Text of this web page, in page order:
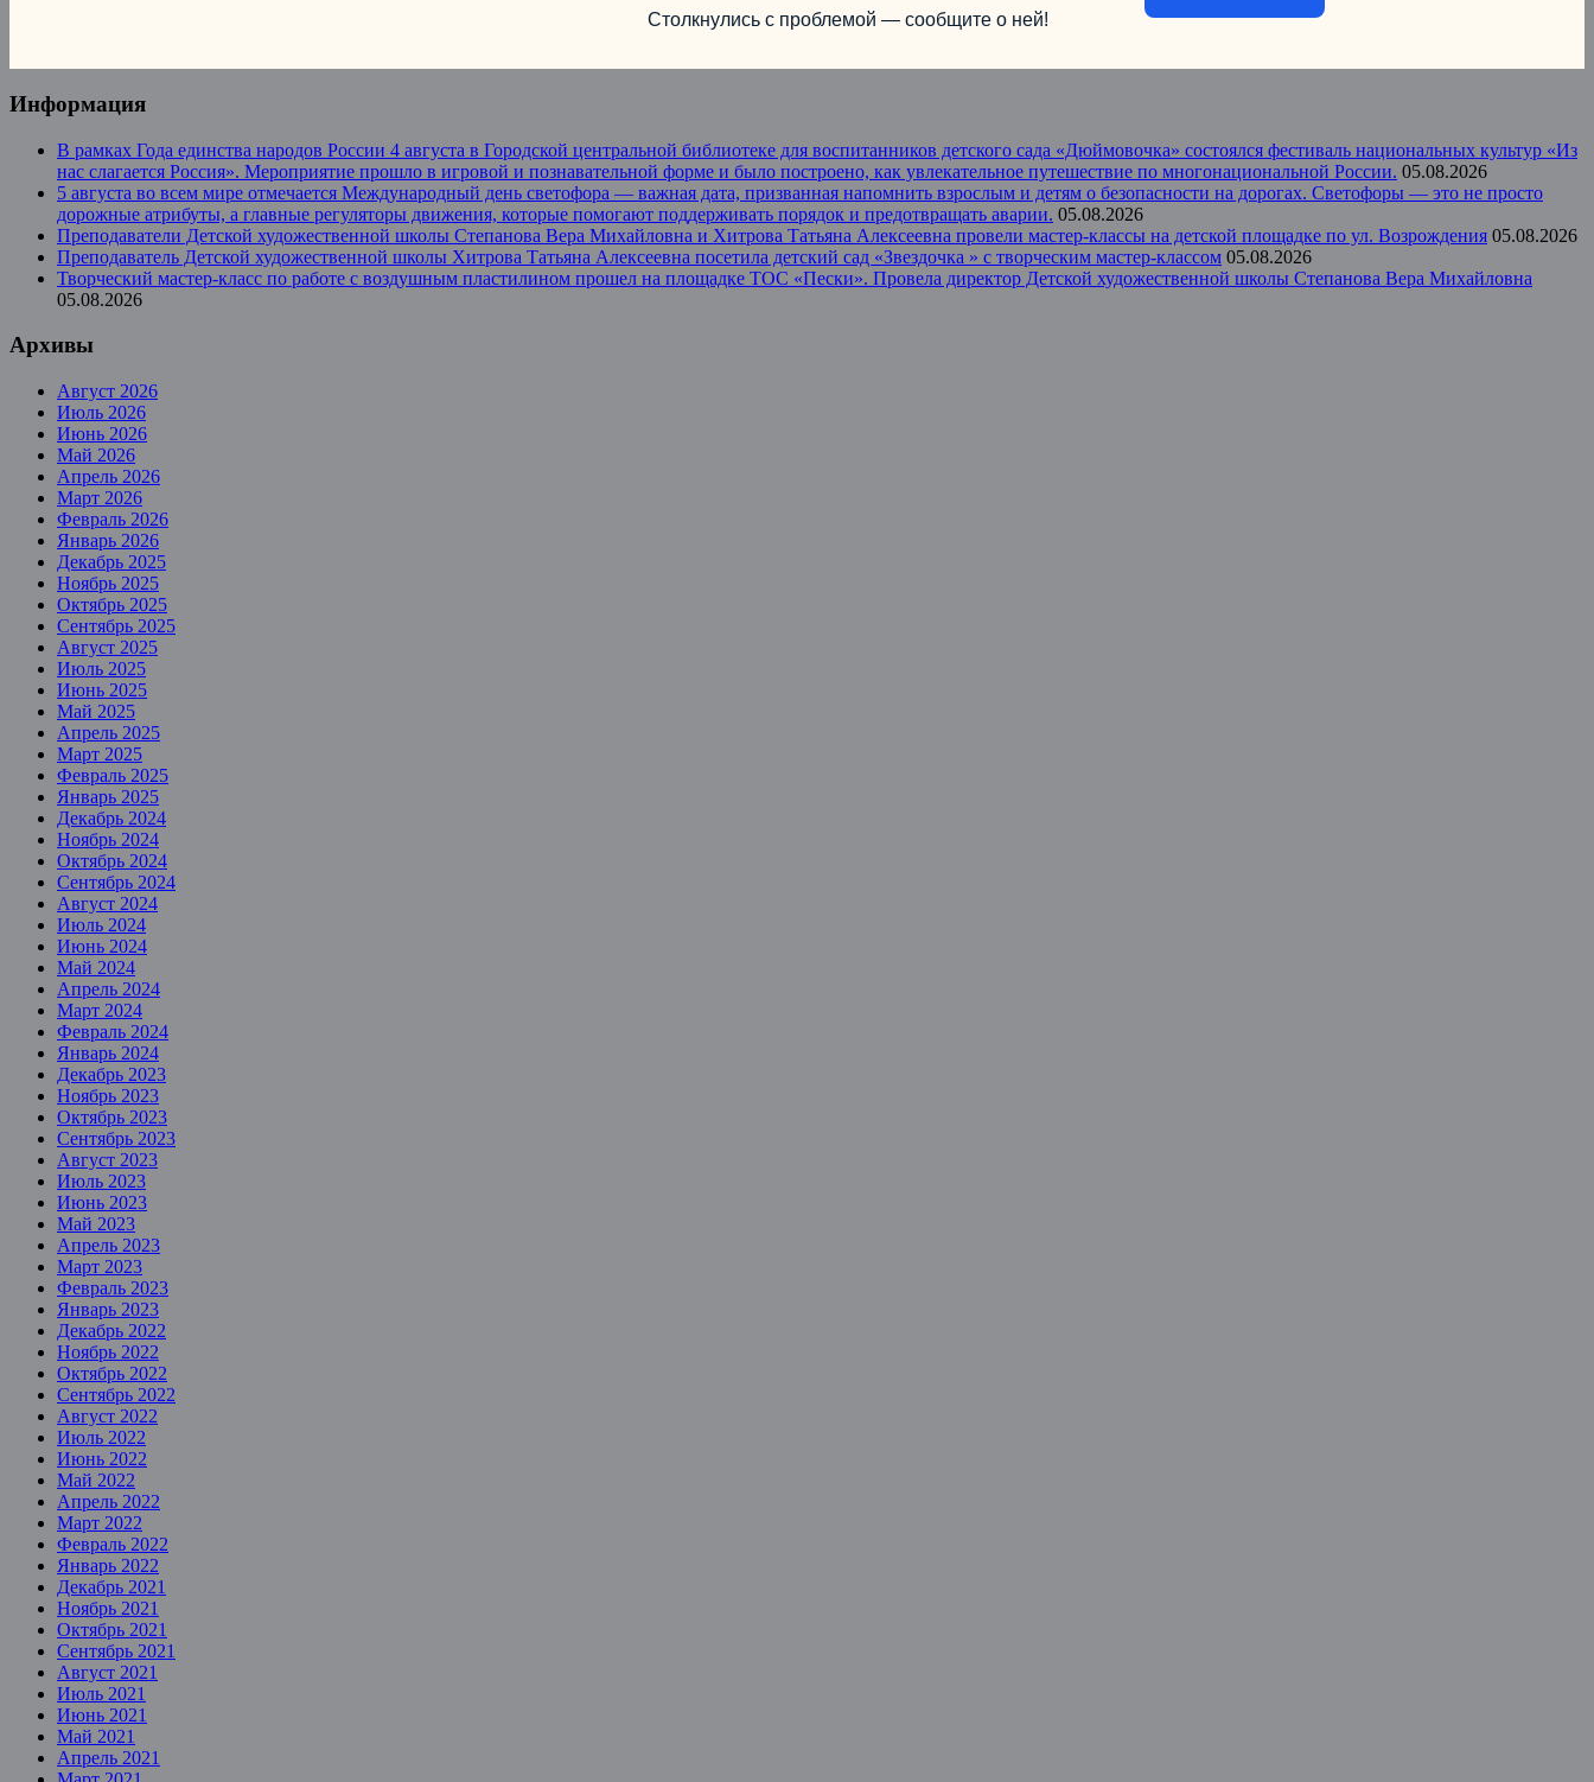
Столкнулись с проблемой — сообщите о ней!
Информация
В рамках Года единства народов России 4 августа в Городской центральной библиотеке для воспитанников детского сада «Дюймовочка» состоялся фестиваль национальных культур «Из
нас слагается Россия». Мероприятие прошло в игровой и познавательной форме и было построено, как увлекательное путешествие по многонациональной России. 05.08.2026
5 августа во всем мире отмечается Международный день светофора — важная дата, призванная напомнить взрослым и детям о безопасности на дорогах. Светофоры — это не просто
дорожные атрибуты, а главные регуляторы движения, которые помогают поддерживать порядок и предотвращать аварии. 05.08.2026
Преподаватели Детской художественной школы Степанова Вера Михайловна и Хитрова Татьяна Алексеевна провели мастер-классы на детской площадке по ул. Возрождения 05.08.2026
Преподаватель Детской художественной школы Хитрова Татьяна Алексеевна посетила детский сад «Звездочка » с творческим мастер-классом 05.08.2026
Творческий мастер-класс по работе с воздушным пластилином прошел на площадке ТОС «Пески». Провела директор Детской художественной школы Степанова Вера Михайловна
05.08.2026
Архивы
Август 2026
Июль 2026
Июнь 2026
Май 2026
Апрель 2026
Март 2026
Февраль 2026
Январь 2026
Декабрь 2025
Ноябрь 2025
Октябрь 2025
Сентябрь 2025
Август 2025
Июль 2025
Июнь 2025
Май 2025
Апрель 2025
Март 2025
Февраль 2025
Январь 2025
Декабрь 2024
Ноябрь 2024
Октябрь 2024
Сентябрь 2024
Август 2024
Июль 2024
Июнь 2024
Май 2024
Апрель 2024
Март 2024
Февраль 2024
Январь 2024
Декабрь 2023
Ноябрь 2023
Октябрь 2023
Сентябрь 2023
Август 2023
Июль 2023
Июнь 2023
Май 2023
Апрель 2023
Март 2023
Февраль 2023
Январь 2023
Декабрь 2022
Ноябрь 2022
Октябрь 2022
Сентябрь 2022
Август 2022
Июль 2022
Июнь 2022
Май 2022
Апрель 2022
Март 2022
Февраль 2022
Январь 2022
Декабрь 2021
Ноябрь 2021
Октябрь 2021
Сентябрь 2021
Август 2021
Июль 2021
Июнь 2021
Май 2021
Апрель 2021